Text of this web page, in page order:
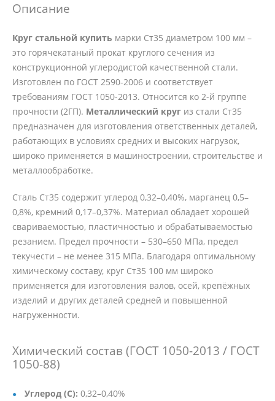
Описание
Круг стальной купить марки Ст35 диаметром 100 мм –
это горячекатаный прокат круглого сечения из
конструкционной углеродистой качественной стали.
Изготовлен по ГОСТ 2590-2006 и соответствует
требованиям ГОСТ 1050-2013. Относится ко 2-й группе
прочности (2ГП). Металлический круг из стали Ст35
предназначен для изготовления ответственных деталей,
работающих в условиях средних и высоких нагрузок,
широко применяется в машиностроении, строительстве и
металлообработке.
Сталь Ст35 содержит углерод 0,32–0,40%, марганец 0,5–
0,8%, кремний 0,17–0,37%. Материал обладает хорошей
свариваемостью, пластичностью и обрабатываемостью
резанием. Предел прочности – 530–650 МПа, предел
текучести – не менее 315 МПа. Благодаря оптимальному
химическому составу, круг Ст35 100 мм широко
применяется для изготовления валов, осей, крепёжных
изделий и других деталей средней и повышенной
нагруженности.
Химический состав (ГОСТ 1050-2013 / ГОСТ
1050-88)
Углерод (C): 0,32–0,40%